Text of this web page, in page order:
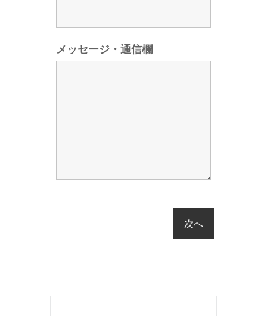
メッセージ・通信欄